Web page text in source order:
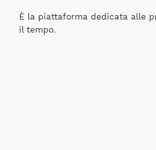
È la piattaforma dedicata alle
il tempo.